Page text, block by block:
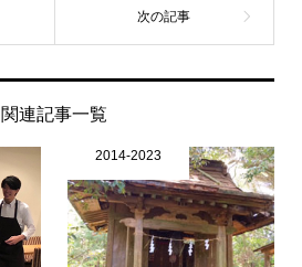
関連記事一覧
2014-2023